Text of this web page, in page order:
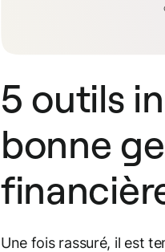
5 outils
bonne
Une fois rassuré, il est